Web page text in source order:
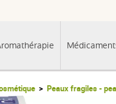
Peaux fragiles -